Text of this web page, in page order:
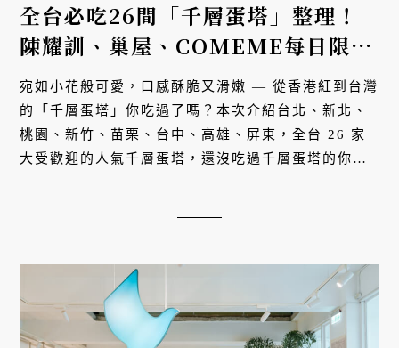
全台必吃26間「千層蛋塔」整理！
陳耀訓、巢屋、COMEME每日限量
新鮮出爐
宛如小花般可愛，口感酥脆又滑嫩 — 從香港紅到台灣
的「千層蛋塔」你吃過了嗎？本次介紹台北、新北、
桃園、新竹、苗栗、台中、高雄、屏東，全台 26 家
大受歡迎的人氣千層蛋塔，還沒吃過千層蛋塔的你可